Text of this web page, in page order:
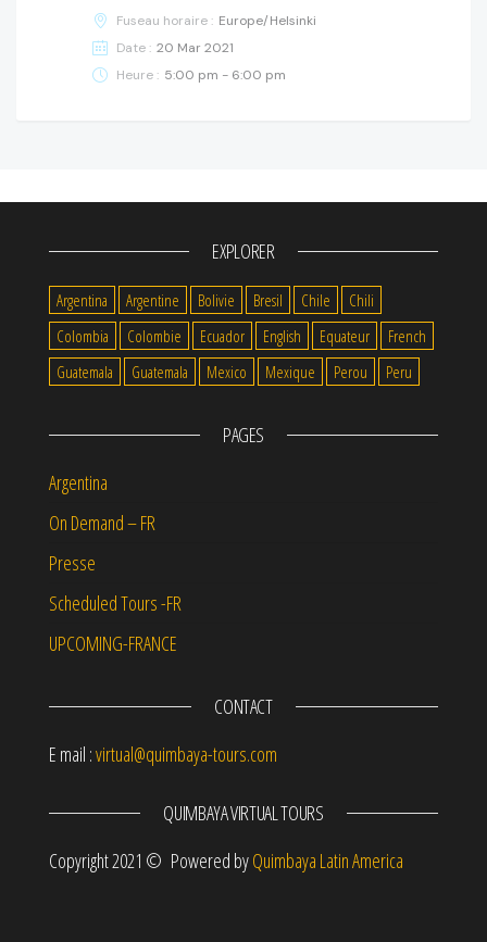
Fuseau horaire : Europe/Helsinki
Date : 20 Mar 2021
Heure : 5:00 pm - 6:00 pm
EXPLORER
Argentina Argentine Bolivie Bresil Chile
Chili
Colombia
Colombie Ecuador English Equateur
French
Guatemala
Guatemala Mexico Mexique Perou Peru
PAGES
Argentina
On Demand – FR
Presse
Scheduled Tours -FR
UPCOMING-FRANCE
CONTACT
E mail :virtual@quimbaya-tours.com
QUIMBAYA VIRTUAL TOURS
Copyright 2021 © Powered byQuimbaya Latin America